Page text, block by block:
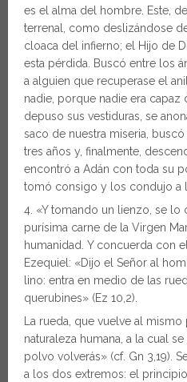
es el alma del hombre. Este,
terrenal, como deslizándose
cloaca del infierno; el Hijo de
esta pérdida. Buscó entre los
a alguien que recuperase el
nadie, porque nadie era capaz
depuso sus vestiduras, se
saco de nuestra miseria,
tres años y, finalmente,
encontró a Adán con toda su
tomó consigo y los condujo a
4. «Y tomando un lienzo, se lo
purísima carne de la Virgen
humanidad. Y concuerda con
Ezequiel: «Dijo el Señor al
lino: entra en medio de las
querubines» (Ez 10,2).
La rueda, que vuelve al
naturaleza humana, a la cual
polvo volverás» (cf. Gn 3,19).
a los dos extremos: el